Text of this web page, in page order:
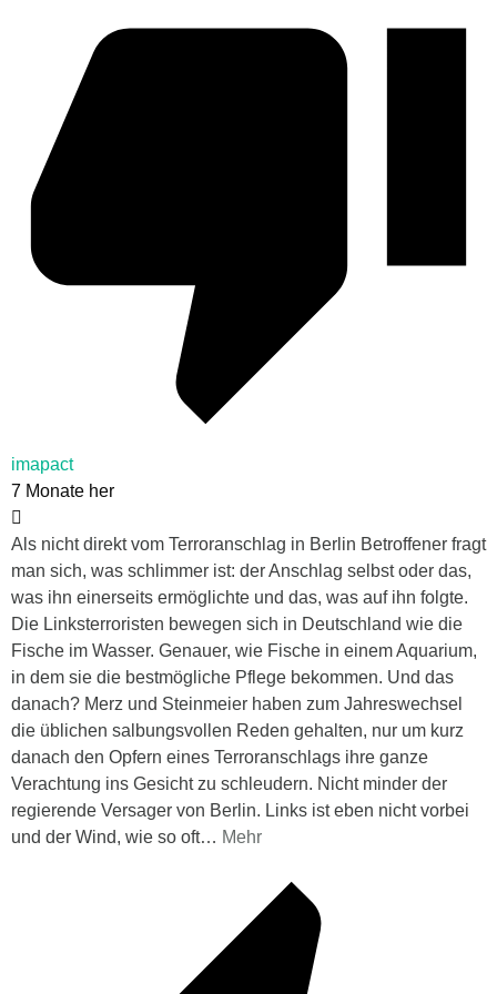
imapact
7 Monate her
Als nicht direkt vom Terroranschlag in Berlin Betroffener fragt
man sich, was schlimmer ist: der Anschlag selbst oder das,
was ihn einerseits ermöglichte und das, was auf ihn folgte.
Die Linksterroristen bewegen sich in Deutschland wie die
Fische im Wasser. Genauer, wie Fische in einem Aquarium,
in dem sie die bestmögliche Pflege bekommen. Und das
danach? Merz und Steinmeier haben zum Jahreswechsel
die üblichen salbungsvollen Reden gehalten, nur um kurz
danach den Opfern eines Terroranschlags ihre ganze
Verachtung ins Gesicht zu schleudern. Nicht minder der
regierende Versager von Berlin. Links ist eben nicht vorbei
und der Wind, wie so oft… Mehr